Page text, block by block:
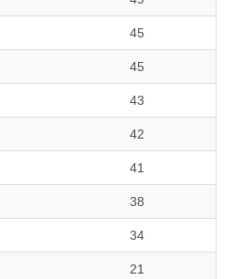
45
45
43
42
41
38
34
21